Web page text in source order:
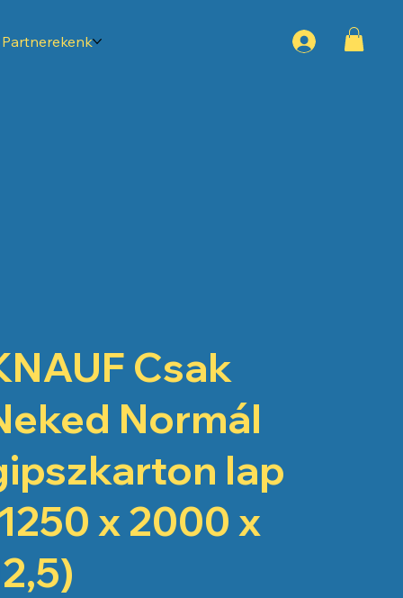
Partnerekenk
Csak
Normál
lap
x 2000 x